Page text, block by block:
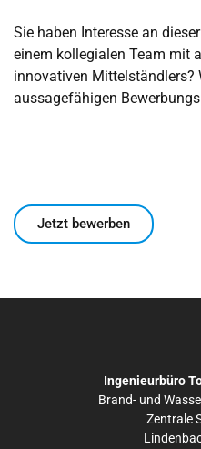
Sie haben Interesse an
einem kollegialen Team mit
innovativen Mittelständlers?
aussagefähigen
Jetzt bewerben
Ingenieurbüro
Brand- und
Zentrale